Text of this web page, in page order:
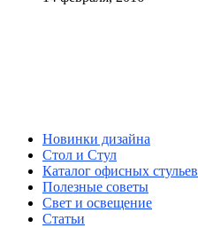
Новинки дизайна
Стол и Стул
Каталог офисных стульев
Полезные советы
Свет и освещение
Статьи